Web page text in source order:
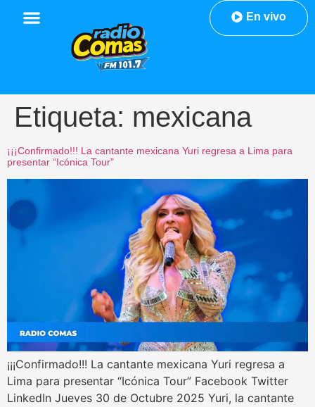
En vivo
Etiqueta: mexicana
¡¡¡Confirmado!!! La cantante mexicana Yuri regresa a Lima para
presentar “Icónica Tour”
¡¡¡Confirmado!!! La cantante mexicana Yuri regresa a
Lima para presentar “Icónica Tour” Facebook Twitter
LinkedIn Jueves 30 de Octubre 2025 Yuri, la cantante